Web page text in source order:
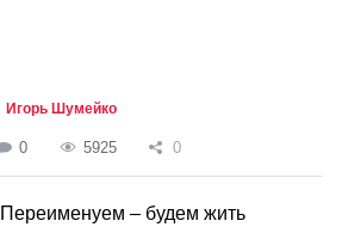
Игорь Шумейко
0 5925 0
Переименуем – будем жить